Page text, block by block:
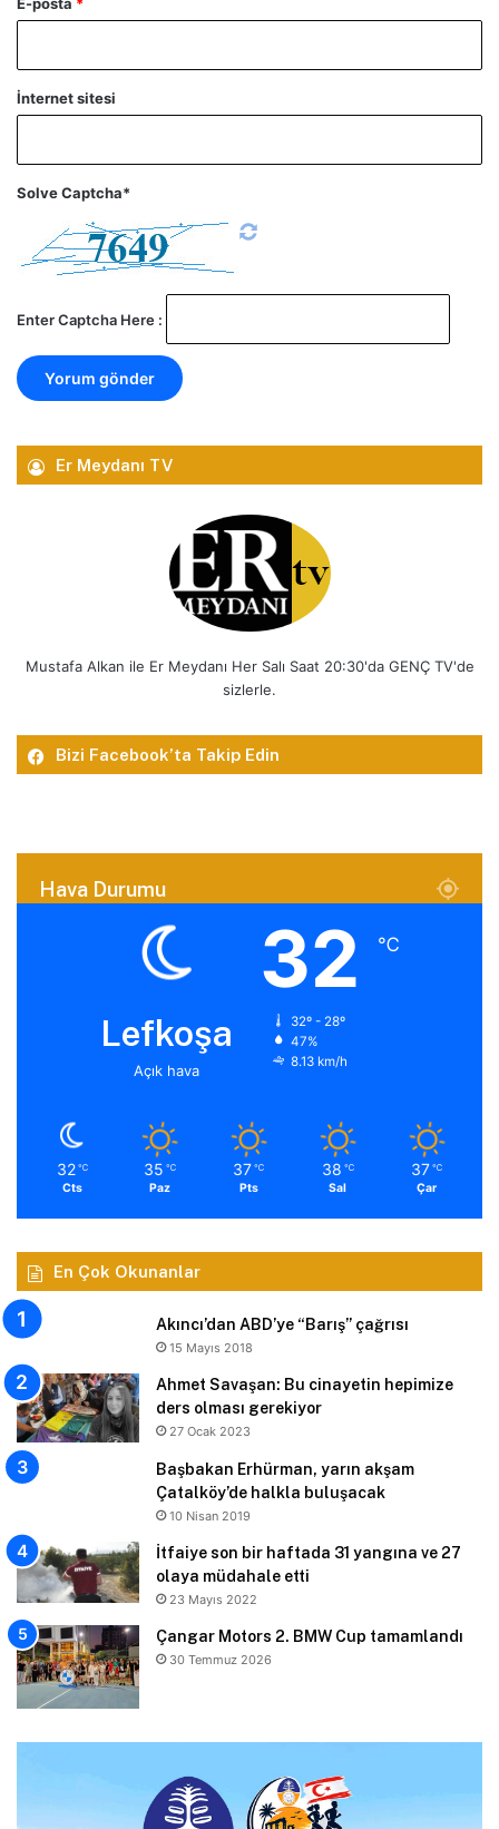
E-posta *
İnternet sitesi
Solve Captcha*
Enter Captcha Here :
Er Meydanı TV
Mustafa Alkan ile Er Meydanı Her Salı Saat 20:30'da GENÇ TV'de
sizlerle.
Bizi Facebook’ta Takip Edin
Hava Durumu
Lefkoşa
Açık hava
32 ℃
32º - 28º
47%
8.13 km/h
32 ℃
Cts
35 ℃
Paz
37 ℃
Pts
38 ℃
Sal
37 ℃
Çar
En Çok Okunanlar
Akıncı’dan ABD’ye “Barış” çağrısı
15 Mayıs 2018
Ahmet Savaşan: Bu cinayetin hepimize
ders olması gerekiyor
27 Ocak 2023
Başbakan Erhürman, yarın akşam
Çatalköy’de halkla buluşacak
10 Nisan 2019
İtfaiye son bir haftada 31 yangına ve 27
olaya müdahale etti
23 Mayıs 2022
Çangar Motors 2. BMW Cup tamamlandı
30 Temmuz 2026